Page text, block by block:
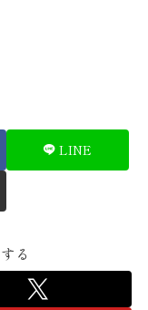
LINE
る